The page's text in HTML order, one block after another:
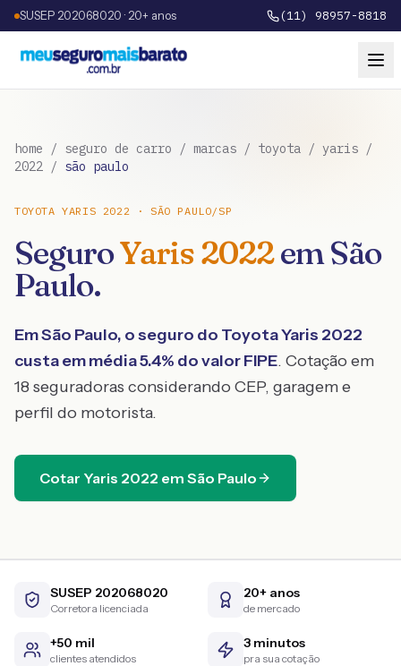
SUSEP 202068020 · 20+ anos (11) 98957-8818
home / seguro de carro / marcas / toyota / yaris /
2022 / são paulo
TOYOTA YARIS 2022 ·SÃO PAULO/SP
SeguroYaris2022emSão
Paulo.
EmSão Paulo, o seguro do ToyotaYaris 2022
custa em média5.4% do valor FIPE. Cotação em
18 seguradoras considerando CEP, garagem e
perfil do motorista.
Cotar Yaris 2022 em São Paulo
SUSEP 202068020
Corretora licenciada
20+ anos
de mercado
+50 mil
clientes atendidos
3 minutos
pra sua cotação